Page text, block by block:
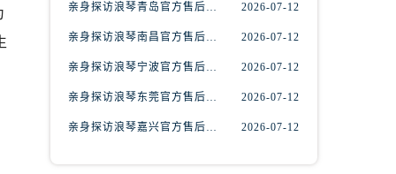
亲身探访浪琴青岛官方售后服务中心｜最新电话及地址（2026年7月最新） 2026-07-12
亲身探访浪琴南昌官方售后服务中心｜最新电话及地址（2026年7月最新） 2026-07-12
亲身探访浪琴宁波官方售后服务中心｜网点地址及售后热线（2026年7月最新） 2026-07-12
亲身探访浪琴东莞官方售后服务中心｜地址与联系电话（2026年7月最新） 2026-07-12
亲身探访浪琴嘉兴官方售后服务中心｜热线电话与网点地址（2026年7月最新） 2026-07-12